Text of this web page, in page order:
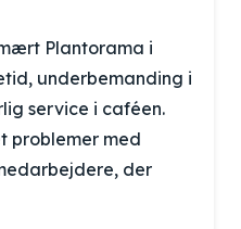
Plantorama i
underbemanding i
service i caféen.
problemer med
der